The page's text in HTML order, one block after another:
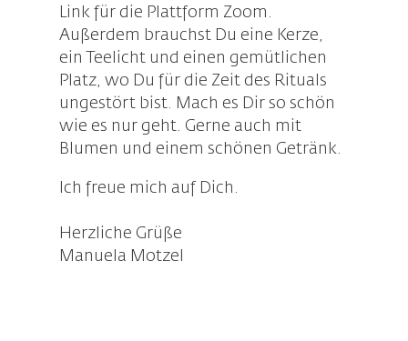
Link für die Plattform Zoom.
Außerdem brauchst Du eine Kerze,
ein Teelicht und einen gemütlichen
Platz, wo Du für die Zeit des Rituals
ungestört bist. Mach es Dir so schön
wie es nur geht. Gerne auch mit
Blumen und einem schönen Getränk.
Ich freue mich auf Dich.
Herzliche Grüße
Manuela Motzel